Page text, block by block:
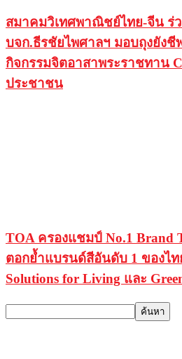
สมาคมวิเทศพาณิชย์ไทย-จีน ร่
บจก.ธีรชัยไพศาลฯ มอบถุงยัง
กิจกรรมจิตอาสาพระราชทาน
ประชาชน
TOA ครองแชมป์ No.1 Brand
ตอกย้ำแบรนด์สีอันดับ 1 ของไท
Solutions for Living และ